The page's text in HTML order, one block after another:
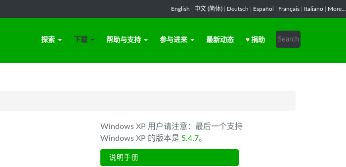
English 中文 (简体) Deutsch Español Français Italiano More...
探索 下载 帮助与支持 参与进来 最新动态 ♥ 捐助
Windows XP 用户请注意：最后一个支持
Windows XP 的版本是 5.4.7。
说明手册